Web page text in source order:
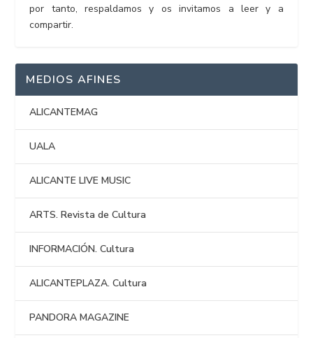
por tanto, respaldamos y os invitamos a leer y a
compartir.
MEDIOS AFINES
ALICANTEMAG
UALA
ALICANTE LIVE MUSIC
ARTS. Revista de Cultura
INFORMACIÓN. Cultura
ALICANTEPLAZA. Cultura
PANDORA MAGAZINE